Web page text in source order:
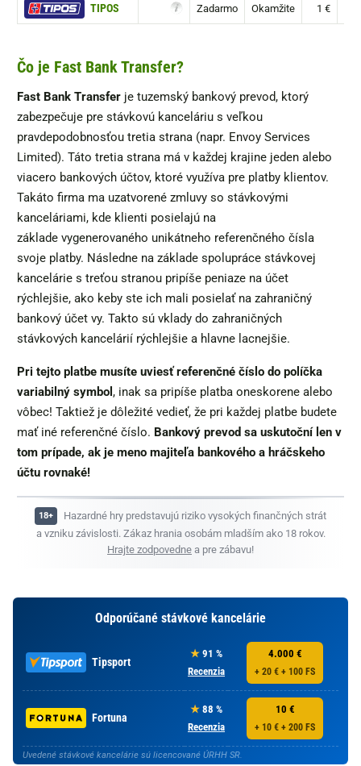
TIPOS Zadarmo Okamžite 1 €
Čo je Fast Bank Transfer?
Fast Bank Transfer je tuzemský bankový prevod, ktorý
zabezpečuje pre stávkovú kanceláriu s veľkou
pravdepodobnosťou tretia strana (napr. Envoy Services
Limited). Táto tretia strana má v každej krajine jeden alebo
viacero bankových účtov, ktoré využíva pre platby klientov.
Takáto firma ma uzatvorené zmluvy so stávkovými
kanceláriami, kde klienti posielajú na
základe vygenerovaného unikátneho referenčného čísla
svoje platby. Následne na základe spolupráce stávkovej
kancelárie s treťou stranou pripíše peniaze na účet
rýchlejšie, ako keby ste ich mali posielať na zahraničný
bankový účet vy. Takto sú vklady do zahraničných
stávkových kancelárií rýchlejšie a hlavne lacnejšie.
Pri tejto platbe musíte uviesť referenčné číslo do políčka
variabilný symbol , inak sa pripíše platba oneskorene alebo
vôbec! Taktiež je dôležité vedieť, že pri každej platbe budete
mať iné referenčné číslo. Bankový prevod sa uskutoční len v
tom prípade, ak je meno majiteľa bankového a hráčskeho
účtu rovnaké!
Hazardné hry predstavujú riziko vysokých finančných strát
a vzniku závislosti. Zákaz hrania osobám mladším ako 18 rokov.
Hrajte zodpovedne a pre zábavu!
Odporúčané stávkové kancelárie
Tipsport
91 %
Recenzia
4.000 €
+ 20 € + 100 FS
Fortuna
88 %
Recenzia
10 €
+ 10 € + 200 FS
Uvedené stávkové kancelárie sú licencované ÚRHH SR.